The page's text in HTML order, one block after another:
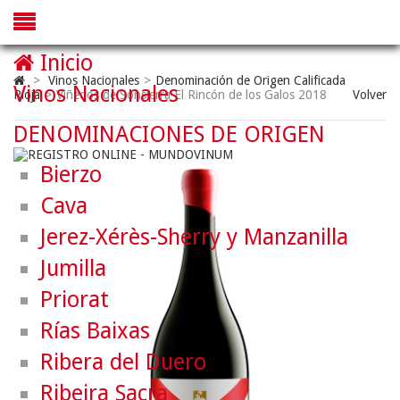
> Vinos Nacionales > Denominación de Origen Calificada
Rioja > Viñedos de Sonsierra El Rincón de los Galos 2018 Volver
Inicio
Vinos Nacionales
DENOMINACIONES DE ORIGEN
Bierzo
Cava
Jerez-Xérès-Sherry y Manzanilla
Jumilla
Priorat
Rías Baixas
Ribera del Duero
Ribeira Sacra